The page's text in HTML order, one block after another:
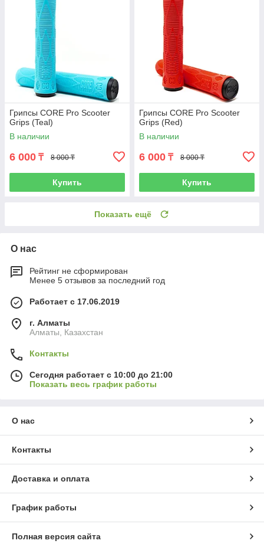
Грипсы CORE Pro Scooter
Grips (Teal)
В наличии
6 000 ₸ 8 000 ₸
Купить
Грипсы CORE Pro Scooter
Grips (Red)
В наличии
6 000 ₸ 8 000 ₸
Купить
Показать ещё
О нас
Рейтинг не сформирован
Менее 5 отзывов за последний год
Работает с 17.06.2019
г. Алматы
Алматы, Казахстан
Контакты
Сегодня работает с 10:00 до 21:00
Показать весь график работы
О нас
Контакты
Доставка и оплата
График работы
Полная версия сайта